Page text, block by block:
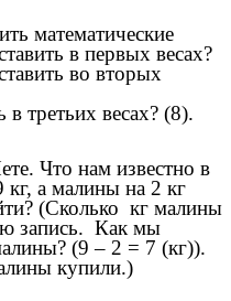
математические
в первых весах?
во вторых
третьих весах? (8).
Что нам известно в
а малины на 2 кг
(Сколько кг малины
запись. Как мы
(9 – 2 = 7 (кг)).
купили.)